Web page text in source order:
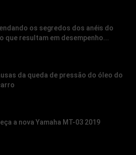
os segredos dos anéis do
que resultam em desempenho...
da queda de pressão do óleo do
a nova Yamaha MT-03 2019